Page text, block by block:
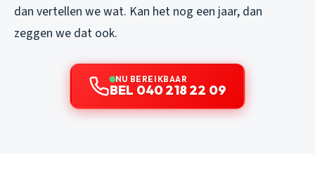
dan vertellen we wat. Kan het nog een jaar, dan
zeggen we dat ook.
NU BEREIKBAAR
BEL 040 218 22 09